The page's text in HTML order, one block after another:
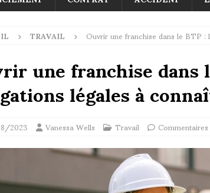
TRAVAIL Ouvrir une franchise dans le BTP
une franchise dans
légales à
2023 Vanessa Wells Travail